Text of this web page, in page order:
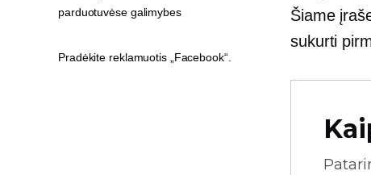
Šiame
sukurti
parduotuvėse galimybes
Pradėkite reklamuotis „Facebook“.